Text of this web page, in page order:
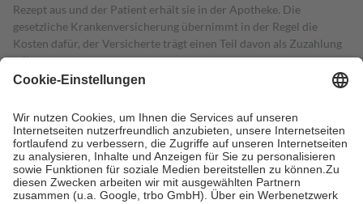
Rezept aus und der Patient erhält sie in der Apotheke. Die
gesetzliche Krankenversicherung übernimmt in der Regel die
Kosten dafür, der Versicherte trägt einen Teil davon als Zuzahlung
mit.
Grundsätzlich leisten Mitglieder Zuzahlungen in Höhe von zehn
höchstens zehn Euro.
Es sind jedoch nie mehr als die tatsächlichen
Kosten der Leistung zu entrichten.
Diese Regeln gelten grundsätzlich auch für Online-Apotheken.
Bei Heilmitteln und häuslicher Krankenpflege beträgt die
Zuzahlung zehn Prozent der Kosten sowie zehn Euro je
Verordnung.